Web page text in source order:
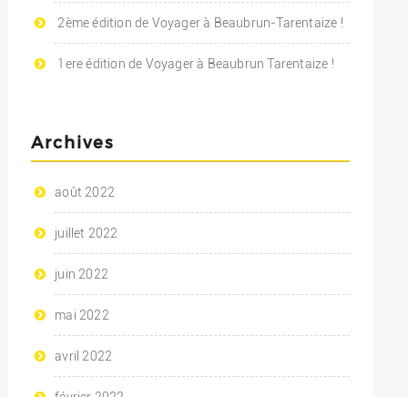
2ème édition de Voyager à Beaubrun-Tarentaize !
1ere édition de Voyager à Beaubrun Tarentaize !
Archives
août 2022
juillet 2022
juin 2022
mai 2022
avril 2022